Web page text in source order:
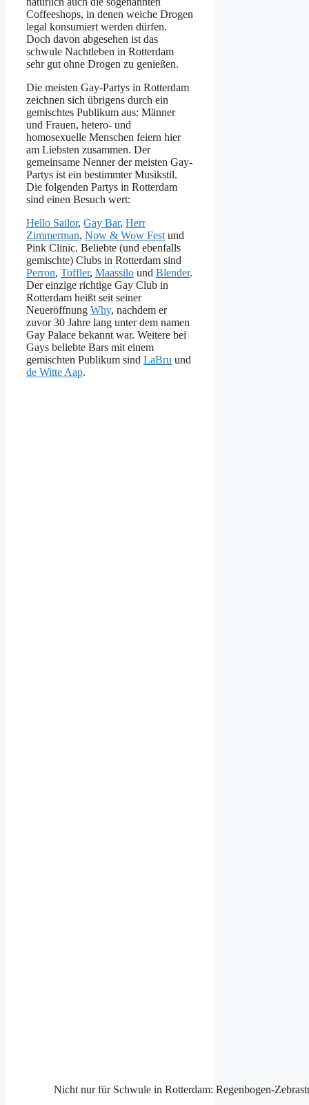
Coffeeshops, in denen weiche Drogen
legal konsumiert werden dürfen.
Doch davon abgesehen ist das
schwule Nachtleben in Rotterdam
sehr gut ohne Drogen zu genießen.
Die meisten Gay-Partys in Rotterdam
zeichnen sich übrigens durch ein
gemischtes Publikum aus: Männer
und Frauen, hetero- und
homosexuelle Menschen feiern hier
am Liebsten zusammen. Der
gemeinsame Nenner der meisten Gay-
Partys ist ein bestimmter Musikstil.
Die folgenden Partys in Rotterdam
sind einen Besuch wert:
Hello Sailor, Gay Bar, Herr
Zimmerman, Now & Wow Fest und
Pink Clinic. Beliebte (und ebenfalls
gemischte) Clubs in Rotterdam sind
Perron, Toffler, Maassilo und Blender.
Der einzige richtige Gay Club in
Rotterdam heißt seit seiner
Neueröffnung Why, nachdem er
zuvor 30 Jahre lang unter dem namen
Gay Palace bekannt war. Weitere bei
Gays beliebte Bars mit einem
gemischten Publikum sind LaBru und
de Witte Aap.
Nicht nur für Schwule in Rotterdam: Regenbogen-